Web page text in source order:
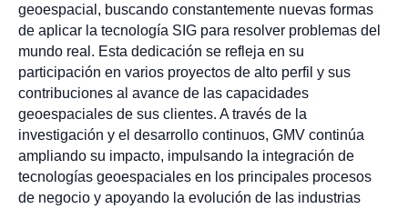
geoespacial, buscando constantemente nuevas formas
de aplicar la tecnología SIG para resolver problemas del
mundo real. Esta dedicación se refleja en su
participación en varios proyectos de alto perfil y sus
contribuciones al avance de las capacidades
geoespaciales de sus clientes. A través de la
investigación y el desarrollo continuos, GMV continúa
ampliando su impacto, impulsando la integración de
tecnologías geoespaciales en los principales procesos
de negocio y apoyando la evolución de las industrias